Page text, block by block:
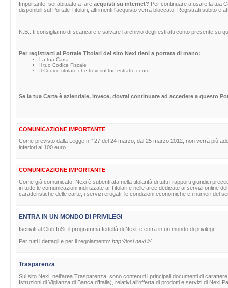
Importante: sei abituato a fare acquisti su internet? Per continuare a usare la tua
disponibili sul Portale Titolari, altrimenti l'acquisto verrà bloccato. Registrati subito e
N.B.: ti consigliamo di scaricare e salvare l’archivio degli estratti conto presente su
Per registrarti al Portale Titolari del sito Nexi tieni a portata di mano:
La tua Carta
Il tuo Codice Fiscale
Il Codice titolare che trovi sul tuo estratto conto
Se la tua Carta è aziendale, invece, dovrai continuare ad accedere a questo
COMUNICAZIONE IMPORTANTE
Come previsto dalla Legge n.° 27 del 24 marzo, dal 25 marzo 2012, non verrà più
inferiori ai 100 euro.
COMUNICAZIONE IMPORTANTE
Come già comunicato, Nexi è subentrata nella titolarità di tutti i rapporti giuridici
in tutte le comunicazioni indirizzate ai Titolari e nelle aree dedicate ai servizi online
caratteristiche delle carte, i servizi erogati, le condizioni economiche e i numeri del
ENTRA IN UN MONDO DI PRIVILEGI
Iscriviti al Club IoSi, il programma fedeltà di Nexi, e entra in un mondo di privilegi.
Per tutti i dettagli e per il regolamento: http://iosi.nexi.it/
Trasparenza
Sul sito Nexi, nell'area Trasparenza, sono contenuti i principali documenti di
Istruzioni di Vigilanza di Banca d’Italia), relativi all'offerta di prodotti e servizi di Nexi